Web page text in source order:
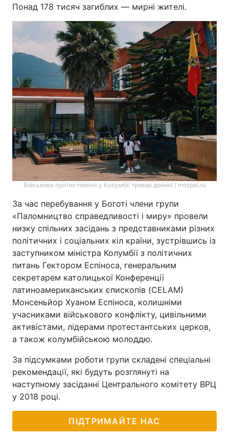
Понад 178 тисяч загиблих — мирні жителі.
Військове протистояння у Колумбії триває донині / mospat.ru
За час перебування у Боготі члени групи
«Паломництво справедливості і миру» провели
низку спільних засідань з представниками різних
політичних і соціальних кіл країни, зустрівшись із
заступником міністра Колумбії з політичних
питань Гектором Еспіноса, генеральним
секретарем католицької Конференції
латиноамериканських єпископів (CELAM)
Монсеньйор Хуаном Еспіноса, колишніми
учасниками військового конфлікту, цивільними
активістами, лідерами протестантських церков,
а також колумбійською молоддю.
За підсумками роботи групи складені спеціальні
рекомендації, які будуть розглянуті на
наступному засіданні Центрального комітету ВРЦ
у 2018 році.
ПІДТРИМАЙТЕ НАС